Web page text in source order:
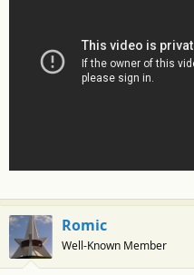
Romic
Well-Known Member